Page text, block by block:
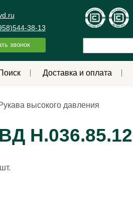
38-13
звонок
Доставка и оплата
высокого давления
шт.